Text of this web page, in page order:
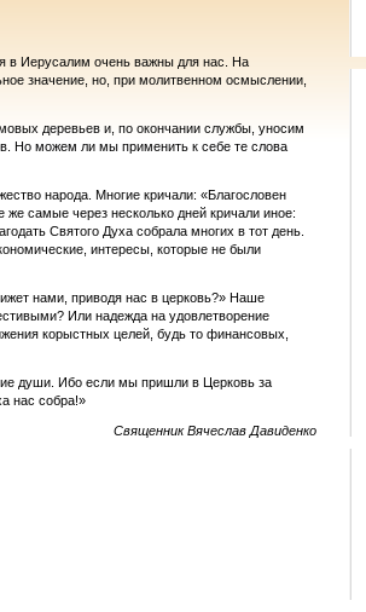
в Иерусалим очень важны для нас. На
значение, но, при молитвенном осмыслении,
деревьев и, по окончании службы, уносим
Но можем ли мы применить к себе те слова
народа. Многие кричали: «Благословен
самые через несколько дней кричали иное:
Святого Духа собрала многих в тот день.
интересы, которые не были
нами, приводя нас в церковь?» Наше
Или надежда на удовлетворение
корыстных целей, будь то финансовых,
души. Ибо если мы пришли в Церковь за
нас собра!»
Священник Вячеслав Давиденко